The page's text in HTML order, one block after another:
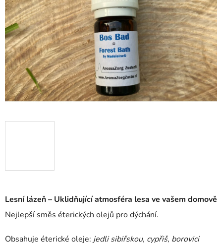
Lesní lázeň – Uklidňující atmosféra lesa ve vašem domově
Nejlepší směs éterických olejů pro dýchání.
Obsahuje éterické oleje: jedli sibiřskou, cypřiš, borovici
5
hvězdiček.